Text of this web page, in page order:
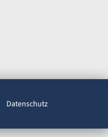
Datenschutz